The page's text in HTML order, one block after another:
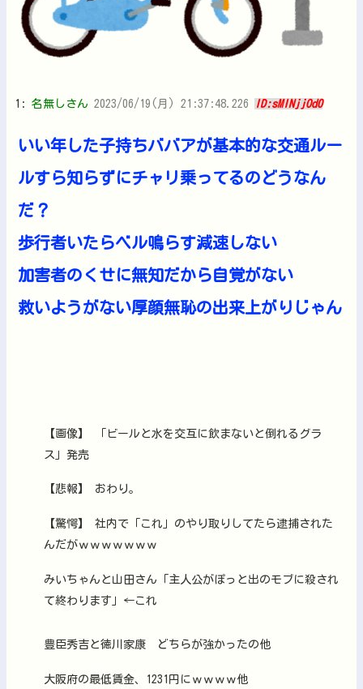
1: 名無しさん 2023/06/19(月) 21:37:48.226 ID:sMINjjOd0
いい年した子持ちババアが基本的な交通ルー
ルすら知らずにチャリ乗ってるのどうなん
だ？
歩行者いたらベル鳴らす減速しない
加害者のくせに無知だから自覚がない
救いようがない厚顔無恥の出来上がりじゃん
【画像】 「ビールと水を交互に飲まないと倒れるグラ
ス」発売
【悲報】 おわり。
【驚愕】 社内で「これ」のやり取りしてたら逮捕された
んだがｗｗｗｗｗｗｗ
みいちゃんと山田さん「主人公がぽっと出のモブに殺され
て終わります」←これ
豊臣秀吉と徳川家康 どちらが強かったの他
大阪府の最低賃金、1231円にｗｗｗｗ他